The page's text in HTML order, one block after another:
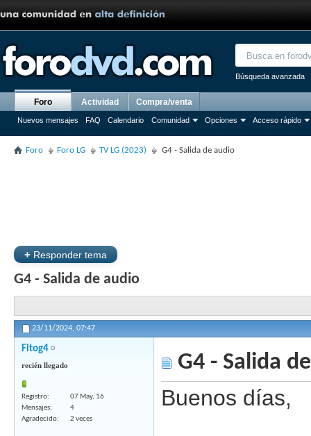
Búsqueda avanzada
Foro
Nuevos mensajes FAQ Calendario Comunidad Opciones Acceso rápido
Actividad Compra/venta
Foro Foro LG TV LG (2023) G4 - Salida de audio
+ Responder tema
G4 - Salida de audio
23/11/2024, 07:47
Fitog4
recién llegado
Registro
07 May, 16
Mensajes
4
Agradecido
2 veces
G4 - Salida
Buenos días,